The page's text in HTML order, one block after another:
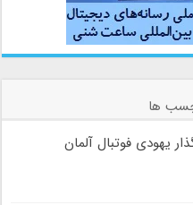
ها
یهودی فوتبال آلمان